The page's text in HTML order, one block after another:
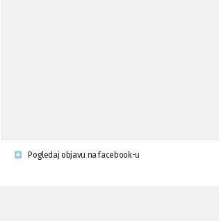
Pogledaj objavu na facebook-u